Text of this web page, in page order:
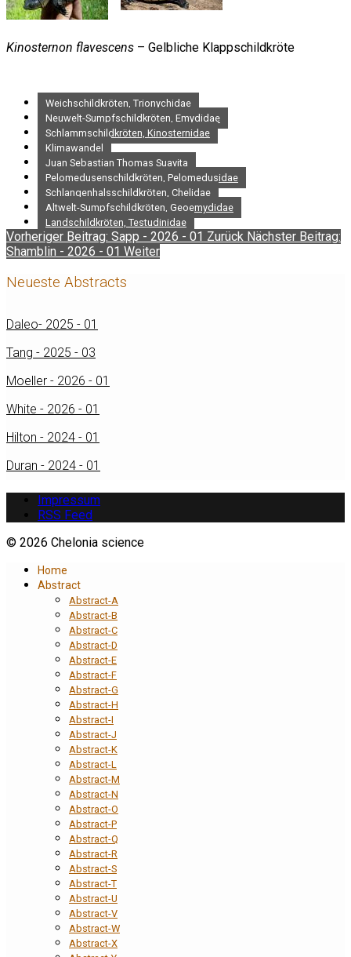
Kinosternon flavescens – Gelbliche Klappschildkröte
Weichschildkröten, Trionychidae
Neuwelt-Sumpfschildkröten, Emydidae
Schlammschildkröten, Kinosternidae
Klimawandel
Juan Sebastian Thomas Suavita
Pelomedusenschildkröten, Pelomedusidae
Schlangenhalsschildkröten, Chelidae
Altwelt-Sumpfschildkröten, Geoemydidae
Landschildkröten, Testudinidae
Vorheriger Beitrag: Sapp - 2026 - 01 Zurück Nächster Beitrag:
Shamblin - 2026 - 01 Weiter
Neueste Abstracts
Daleo- 2025 - 01
Tang - 2025 - 03
Moeller - 2026 - 01
White - 2026 - 01
Hilton - 2024 - 01
Duran - 2024 - 01
Impressum
RSS Feed
© 2026 Chelonia science
Home
Abstract
Abstract-A
Abstract-B
Abstract-C
Abstract-D
Abstract-E
Abstract-F
Abstract-G
Abstract-H
Abstract-I
Abstract-J
Abstract-K
Abstract-L
Abstract-M
Abstract-N
Abstract-O
Abstract-P
Abstract-Q
Abstract-R
Abstract-S
Abstract-T
Abstract-U
Abstract-V
Abstract-W
Abstract-X